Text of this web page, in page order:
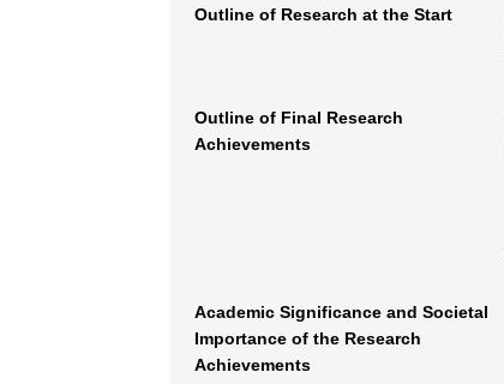
Outline of Research at the Start
Outline of Final Research
Achievements
Academic Significance and Societal
Importance of the Research
Achievements